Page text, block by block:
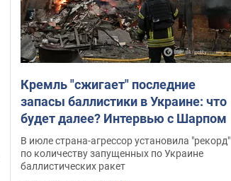
Кремль "сжигает" последние
запасы баллистики в Украине: что
будет далее? Интервью с Шарпом
В июле страна-агрессор установила "рекорд"
по количеству запущенных по Украине
баллистических ракет